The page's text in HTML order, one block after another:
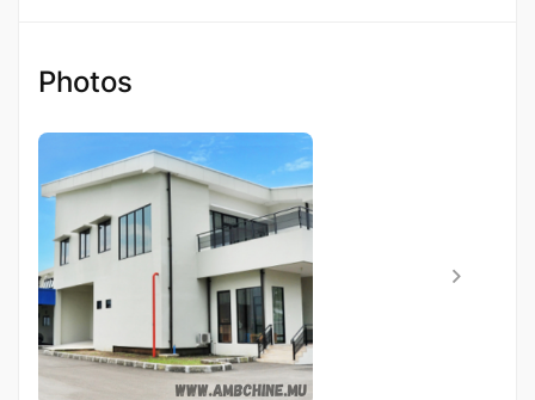
equipment. PT Sidola menawarkan produk yang
dapat dibagi menjadi tiga kategori utama, yakni
produk makanan, obat tradisional, dan perbekalan
kesehatan rumah tangga. Beberapa produk
andalan dari PT Sidola termasuk Cuka Makan DIXI,
Garam DOLINA, Minyak Kayu Putih SIDOLA, dan
pembersih lantai rumah tangga. Kualitas produk
yang dihasilkan PT Sidola telah teruji dan mampu
bersaing di pasar Indonesia.
Sejarah dan
Photos